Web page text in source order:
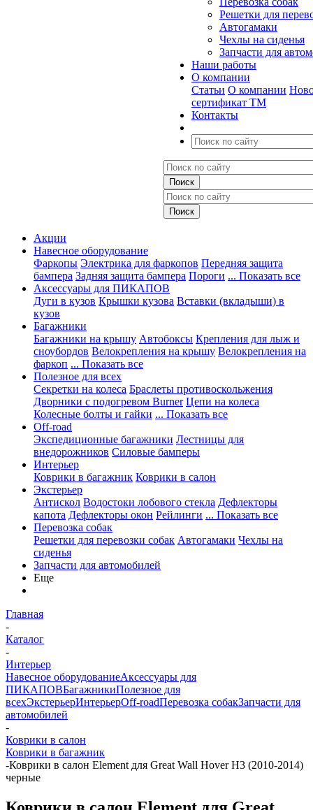
Решетки для
Автогамаки
Чехлы на сиденья
Запчасти для
Наши работы
О компании
Статьи О компании
сертификат ТМ
Контакты
Акции
Навесное оборудование
Фаркопы Электрика для фаркопов Передняя защита
бампера Задняя защита бампера Пороги ... Показать все
Аксессуары для ПИКАПОВ
Дуги в кузов Крышки кузова Вставки (вкладыши) в
кузов
Багажники
Багажники на крышу Автобоксы Крепления для лыж и
сноубордов Велокрепления на крышу Велокрепления на
фаркоп ... Показать все
Полезное для всех
Секретки на колеса Браслеты противоскольжения
Дворники с подогревом Burner Цепи на колеса
Колесные болты и гайки ... Показать все
Off-road
Экспедиционные багажники Лестницы для
внедорожников Силовые бамперы
Интерьер
Коврики в багажник Коврики в салон
Экстерьер
Антискол Водостоки лобового стекла Дефлекторы
капота Дефлекторы окон Рейлинги ... Показать все
Перевозка собак
Решетки для перевозки собак Автогамаки Чехлы на
сиденья
Запчасти для автомобилей
Еще
Главная
-
Каталог
-
Интерьер
Навесное оборудованиеАксессуары для
ПИКАПОВБагажникиПолезное для
всехЭкстерьерИнтерьерOff-roadПеревозка собакЗапчасти для
автомобилей
-
Коврики в салон
Коврики в багажник
-Коврики в салон Element для Great Wall Hover H3 (2010-2014)
черные